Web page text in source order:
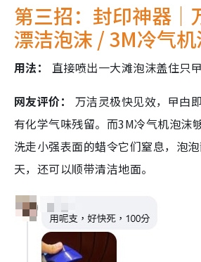
第三招：封印神器｜
漂洁泡沫 / 3M冷气
用法： 直接喷出一大滩泡沫盖住只曱
网友评价： 万洁灵极快见效，曱甴
有化学气味残留。而3M冷气机泡沫
洗走小强表面的蜡令它们窒息，泡
天，还可以顺带清洁地面。